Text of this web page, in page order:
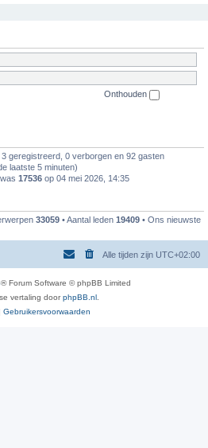
Onthouden
geregistreerd, 0 verborgen en 92 gasten
laatste 5 minuten)
17536 op 04 mei 2026, 14:35
33059 • Aantal leden 19409 • Ons nieuwste
Alle tijden zijn UTC+02:00
® Forum Software © phpBB Limited
vertaling doorphpBB.nl
Gebruikersvoorwaarden